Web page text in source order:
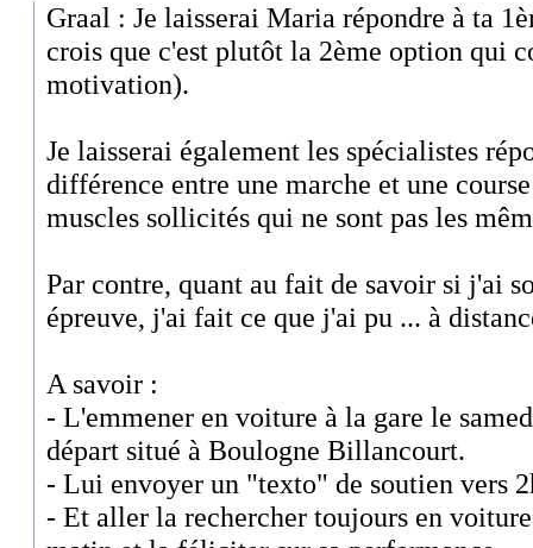
Graal : Je laisserai Maria répondre à ta
crois que c'est plutôt la 2ème option qui
motivation).
Je laisserai également les spécialistes
différence entre une marche et une
muscles sollicités qui ne sont pas les
Par contre, quant au fait de savoir si j'ai
épreuve, j'ai fait ce que j'ai pu ... à
A savoir :
- L'emmener en voiture à la gare le
départ situé à Boulogne Billancourt.
- Lui envoyer un "texto" de soutien vers
- Et aller la rechercher toujours en